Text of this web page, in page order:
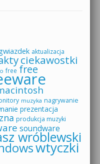
aktualizacja
ciekawostki
free free
muzyka nagrywanie
prezentacja
produkcja muzyki
soundware
wróblewski
wtyczki